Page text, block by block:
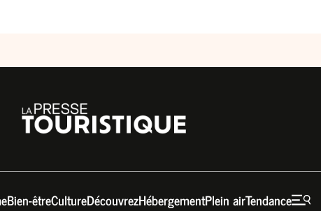
Bien-êtreCultureDécouvrezHébergementPlein airTendance